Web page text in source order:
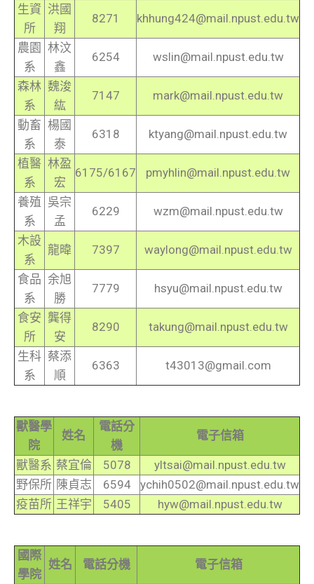
生資
所
洪國
翔
8271 khhung424@mail.npust.edu.tw
農園
系
林汶
鑫
6254 wslin@mail.npust.edu.tw
森林
系
魏浚
紘
7147 mark@mail.npust.edu.tw
動畜
系
楊國
泰
6318 ktyang@mail.npust.edu.tw
植醫
系
林盈
宏
6175/6167 pmyhlin@mail.npust.edu.tw
養殖
系
吳宗
孟
6229 wzm@mail.npust.edu.tw
木設
系
龍暐 7397 waylong@mail.npust.edu.tw
食品
系
余旭
勝
7779 hsyu@mail.npust.edu.tw
食安
所
龔得
安
8290 takung@mail.npust.edu.tw
生科
系
蔡添
順
6363 t43013@gmail.com
獸醫學
院
姓名
電話分
機
電子信箱
獸醫系 蔡宜倫 5078
yltsai@mail.npust.edu.tw
野保所 陳貞志 6594
ychih0502@mail.npust.edu.tw
疫苗所 王祥宇 5405 hyw@mail.npust.edu.tw
國際
學院
姓名 電話分機 電子信箱